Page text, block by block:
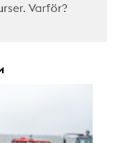
Varför?